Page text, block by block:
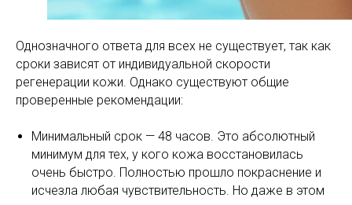
Однозначного ответа для всех не существует, так как
сроки зависят от индивидуальной скорости
регенерации кожи. Однако существуют общие
проверенные рекомендации:
Минимальный срок — 48 часов. Это абсолютный
минимум для тех, у кого кожа восстановилась
очень быстро. Полностью прошло покраснение и
исчезла любая чувствительность. Но даже в этом